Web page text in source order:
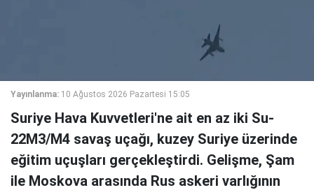
Yayınlanma: 10 Ağustos 2026 Pazartesi 15:05
Suriye Hava Kuvvetleri'ne ait en az iki Su-
22M3/M4 savaş uçağı, kuzey Suriye üzerinde
eğitim uçuşları gerçekleştirdi. Gelişme, Şam
ile Moskova arasında Rus askeri varlığının